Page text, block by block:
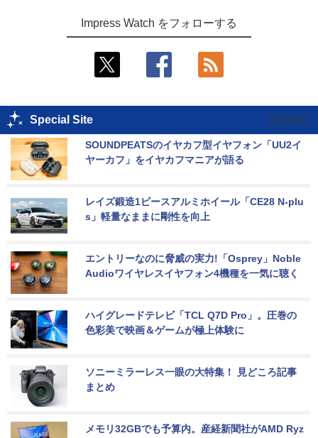
Impress Watch をフォローする
Special Site
SOUNDPEATSのイヤカフ型イヤフォン「UU2イ
ヤーカフ」をイヤカフマニアが語る
レイズ鍛造1ピースアルミホイール「CE28 N-plu
s」軽量なままに剛性を向上
エントリーなのに脅威の実力!「Osprey」Noble
Audioワイヤレスイヤフォン4機種を一気に聴く
ハイグレードテレビ「TCL Q7D Pro」。圧巻の
色彩美で映画＆ゲームが極上体験に
ソニーミラーレス一眼の大特集！ 見どころ記事
まとめ
メモリ32GBでも予算内。産経新聞社がAMD Ryz